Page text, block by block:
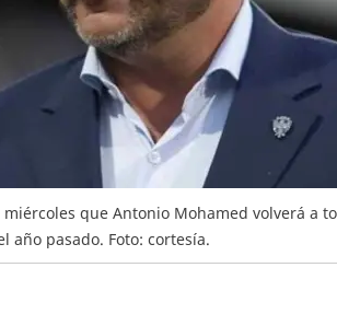
miércoles que Antonio Mohamed volverá a
año pasado. Foto: cortesía.